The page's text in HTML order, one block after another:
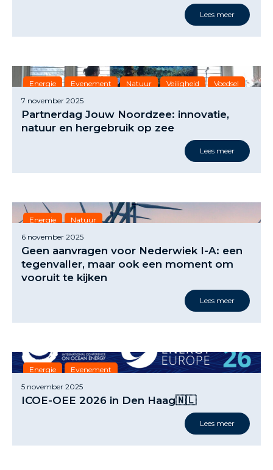
Lees meer
Energie Evenement Natuur Veiligheid
Voedsel
7 november 2025
Partnerdag Jouw Noordzee: innovatie,
natuur en hergebruik op zee
Lees meer
Energie
Natuur
6 november 2025
Geen aanvragen voor Nederwiek I-A: een
tegenvaller, maar ook een moment om
vooruit te kijken
Lees meer
Energie
Evenement
5 november 2025
ICOE-OEE 2026 in Den Haag🇳🇱
Lees meer